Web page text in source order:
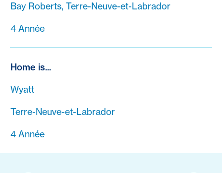
Bay Roberts, Terre-Neuve-et-Labrador
4 Année
Home is...
Wyatt
Terre-Neuve-et-Labrador
4 Année